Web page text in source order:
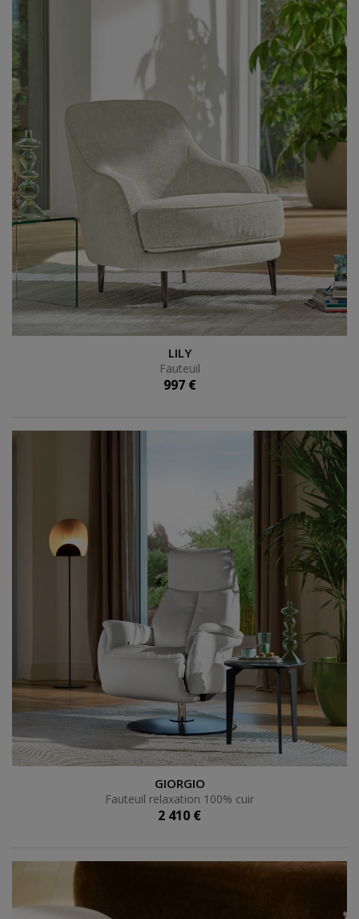
LILY
Fauteuil
997 €
Fauteuil relaxation 100% cuirGIORGIO
Fauteuil relaxation 100% cuir
2 410 €